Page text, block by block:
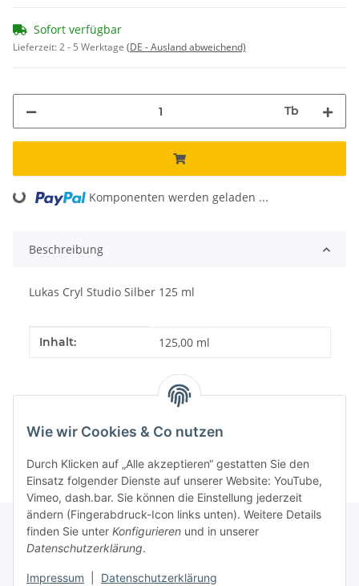
Wie wir Cookies & Co nutzen
Durch Klicken auf „Alle akzeptieren“ gestatten Sie den
Einsatz folgender Dienste auf unserer Website: YouTube,
Vimeo, dash.bar. Sie können die Einstellung jederzeit
ändern (Fingerabdruck-Icon links unten). Weitere Details
finden Sie unter Konfigurieren und in unserer
Datenschutzerklärung.
Impressum Datenschutzerklärung
Sofort verfügbar
Lieferzeit:2 - 5 Werktage (DE - Ausland abweichend)
Tb
Loading... Komponenten werden geladen ...
Beschreibung
Lukas Cryl Studio Silber 125 ml
Produkteigenschaft
Wert
Inhalt: 125,00 ml